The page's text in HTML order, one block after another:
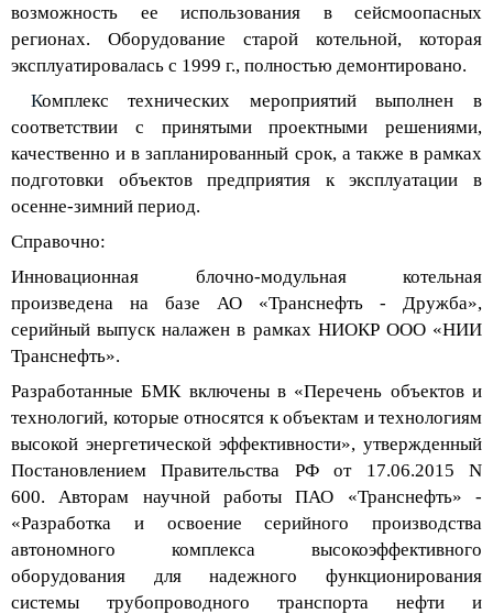
возможность ее использования в сейсмоопасных
регионах. Оборудование старой котельной, которая
эксплуатировалась с 1999 г., полностью демонтировано.
Комплекстехнических мероприятийвыполнен в
соответствии с принятыми проектными решениями,
качественно и в запланированный срок, а также в рамках
подготовки объектовпредприятия к эксплуатации в
осенне-зимний период.
Справочно:
Инновационная блочно-модульная котельная
произведена на базе АО «Транснефть - Дружба»,
серийный выпускналажен в рамках НИОКР ООО «НИИ
Транснефть».
Разработанные БМК включены в «Перечень объектов и
технологий, которые относятся к объектам и технологиям
высокой энергетической эффективности», утвержденный
Постановлением Правительства РФ от 17.06.2015 N
600. Авторам научнойработыПАО «Транснефть» -
«Разработка и освоение серийного производства
автономного комплекса высокоэффективного
оборудования для надежного функционирования
системы трубопроводного транспорта нефти и